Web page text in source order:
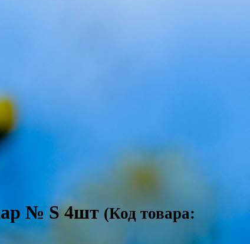
№ S 4шт (Код товара: